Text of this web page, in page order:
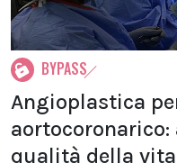
BYPASS
Angioplastica
qualità della